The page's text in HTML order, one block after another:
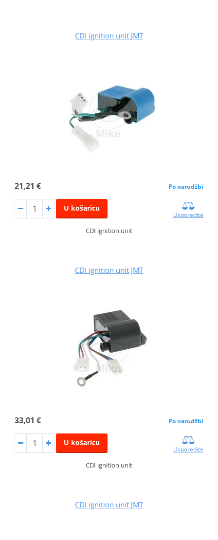
CDI ignition unit JMT
21,21 € Po narudžbi
U košaricu
Usporedite
CDI ignition unit
CDI ignition unit JMT
33,01 € Po narudžbi
U košaricu
Usporedite
CDI ignition unit
CDI ignition unit JMT